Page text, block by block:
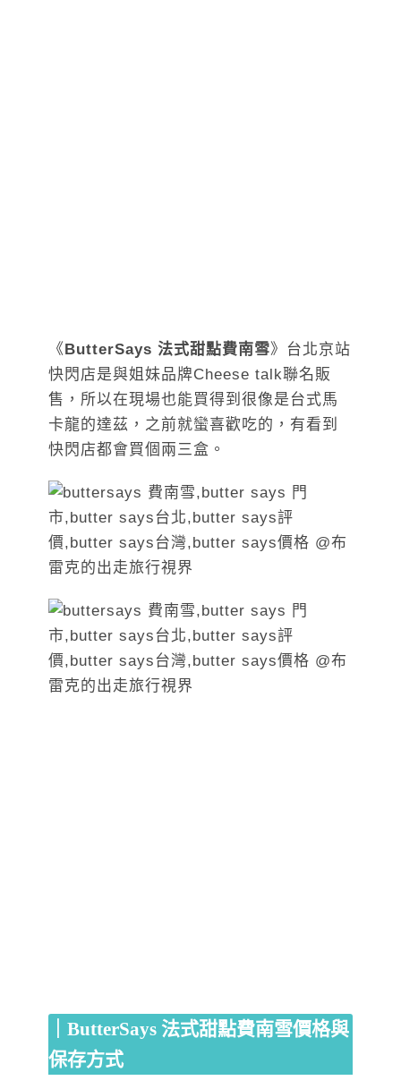
《ButterSays 法式甜點費南雪》台北京站
快閃店是與姐妹品牌Cheese talk聯名販
售，所以在現場也能買得到很像是台式馬
卡龍的達茲，之前就蠻喜歡吃的，有看到
快閃店都會買個兩三盒。
｜ButterSays 法式甜點費南雪價格與
保存方式